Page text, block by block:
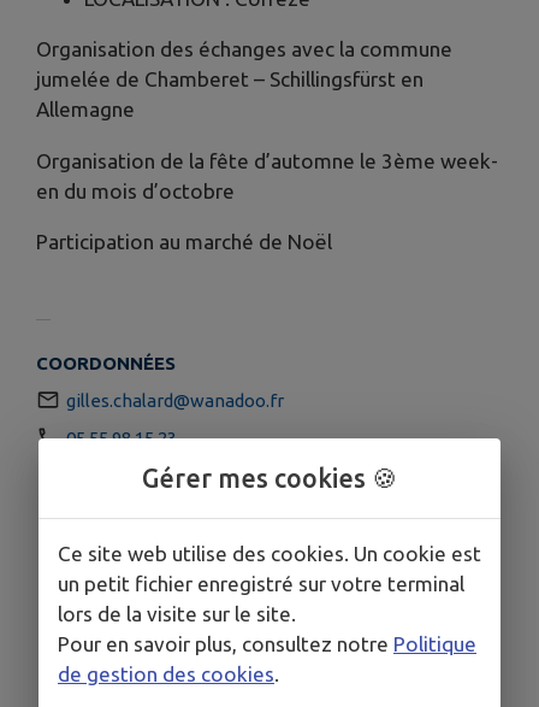
Organisation des échanges avec la commune
jumelée de Chamberet – Schillingsfürst en
Allemagne
Organisation de la fête d’automne le 3ème week-
en du mois d’octobre
Participation au marché de Noël
COORDONNÉES
gilles.chalard@wanadoo.fr
05.55.98.15.23
Gérer mes cookies 🍪
Ce site web utilise des cookies. Un cookie est
un petit fichier enregistré sur votre terminal
lors de la visite sur le site.
Pour en savoir plus, consultez notre Politique
de gestion des cookies